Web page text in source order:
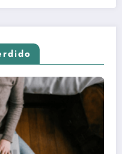
ARTÍCULOS Y CRÍTICAS